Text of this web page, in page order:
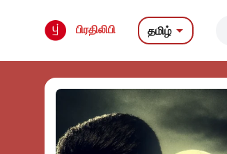
பிரதிலிபி தமிழ்